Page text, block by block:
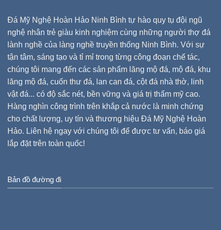
Đá Mỹ Nghệ Hoàn Hảo Ninh Bình tự hào quy tụ đội ngũ
nghệ nhân trẻ giàu kinh nghiệm cùng những người thợ đá
lành nghề của làng nghề truyền thống Ninh Bình. Với sự
tận tâm, sáng tạo và tỉ mỉ trong từng công đoạn chế tác,
chúng tôi mang đến các sản phẩm lăng mộ đá, mộ đá, khu
lăng mộ đá, cuốn thư đá, lan can đá, cột đá nhà thờ, linh
vật đá... có độ sắc nét, bền vững và giá trị thẩm mỹ cao.
Hàng nghìn công trình trên khắp cả nước là minh chứng
cho chất lượng, uy tín và thương hiệu Đá Mỹ Nghệ Hoàn
Hảo. Liên hệ ngay với chúng tôi để được tư vấn, báo giá
lắp đặt trên toàn quốc!
Bản đồ đường đi